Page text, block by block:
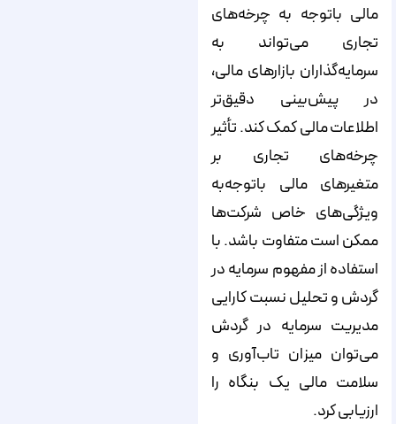
مالی باتوجه‌ به چرخه‌های
تجاری می‌تواند به
سرمایه‌گذاران بازارهای مالی،
در پیش‌بینی دقیق‌تر
اطلاعات مالی کمک کند. تأثیر
چرخه‌های تجاری بر
متغیرهای مالی باتوجه‌به
ویژگی‌های خاص شرکت‌ها
ممکن است متفاوت باشد. با
استفاده از مفهوم سرمایه در
گردش و تحلیل نسبت کارایی
مدیریت سرمایه در گردش
می‌توان میزان تاب­‌آوری و
سلامت مالی یک بنگاه را
ارزیابی کرد.